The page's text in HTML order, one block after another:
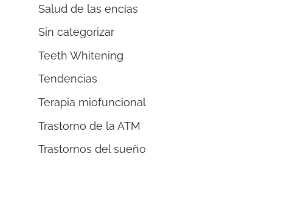
Salud de las encías
Sin categorizar
Teeth Whitening
Tendencias
Terapia miofuncional
Trastorno de la ATM
Trastornos del sueño